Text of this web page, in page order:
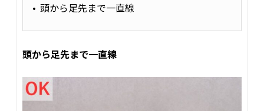
頭から足先まで一直線
頭から足先まで一直線